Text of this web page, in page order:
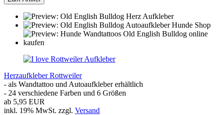
Herzaufkleber Rottweiler
- als Wandtattoo und Autoaufkleber erhältlich
- 24 verschiedene Farben und 6 Größen
ab 5,95 EUR
inkl. 19% MwSt. zzgl. Versand